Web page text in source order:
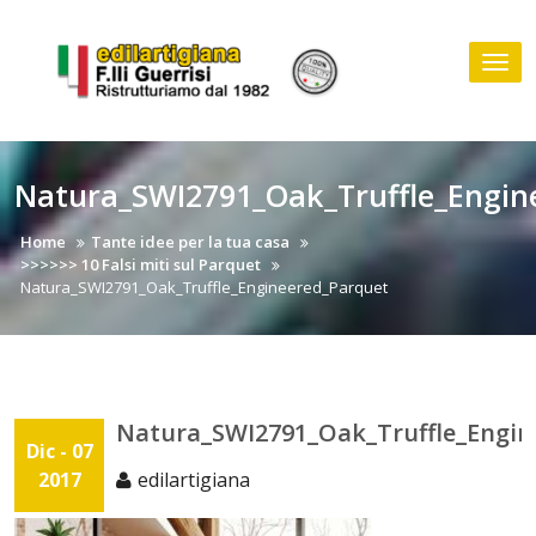
content
Home
Tante idee per la tua casa
>>>>>> 10 Falsi miti sul Parquet
Natura_SWI2791_Oak_Truffle_Engineered_Parquet
Dic - 07
2017
edilartigiana